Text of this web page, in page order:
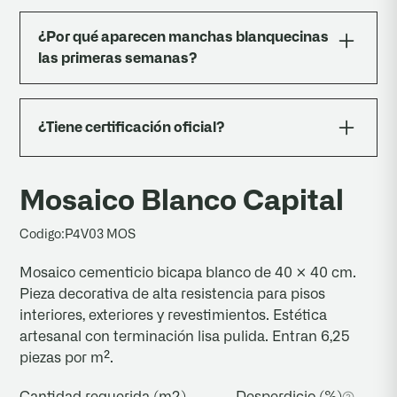
aplicado con llana dentada de 6 mm. Extendé
solo la cantidad que podés cubrir en 20–25
¿Por qué aparecen manchas blanquecinas
las primeras semanas?
lavado y la exposición al ambiente; podés
acelerar el proceso limpiando con agua y un
¿Tiene certificación oficial?
ensayada por el INTI bajo norma IRAM
1522:1971 (OT N° 224-4075, marzo 2024) y
aprobó los cuatro ensayos reglamentarios:
resistencia a la flexión.
Mosaico Blanco Capital
Codigo: P4V03 MOS
Mosaico cementicio bicapa blanco de 40 × 40 cm.
Pieza decorativa de alta resistencia para pisos
interiores, exteriores y revestimientos. Estética
artesanal con terminación lisa pulida. Entran 6,25
piezas por m².